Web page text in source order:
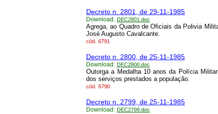
Decreto n. 2801, de 29-11-1985
Download: DEC2801.doc
Agrega, ao Quadro de Oficiais da Polivia
José Augusto Cavalcante.
cód. 6791
Decreto n. 2800, de 25-11-1985
Download: DEC2800.doc
Outorga a Medalha 10 anos da Polícia
dos serviços prestados a população.
cód. 6790
Decreto n. 2799, de 25-11-1985
Download: DEC2799.doc